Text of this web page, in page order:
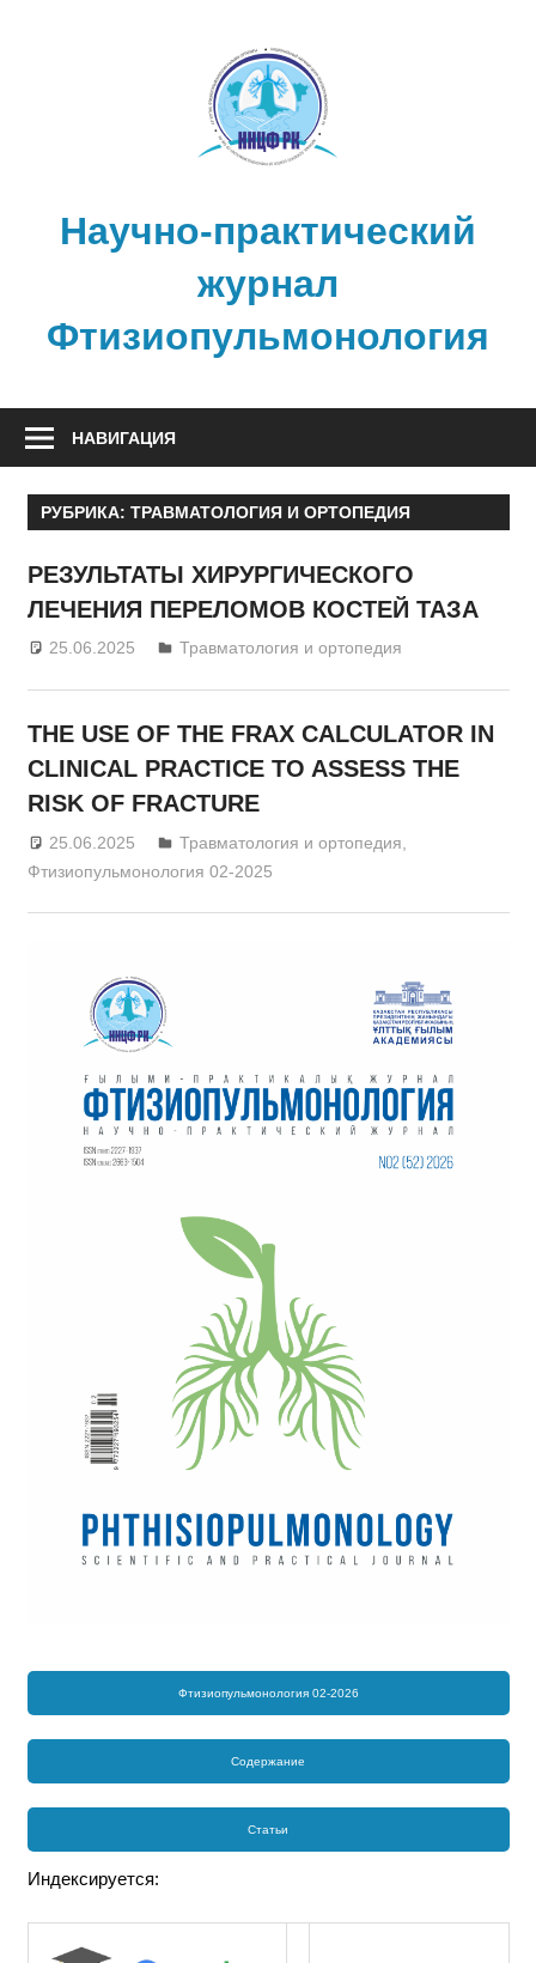
Научно-практический
журнал
Фтизиопульмонология
НАВИГАЦИЯ
РУБРИКА: ТРАВМАТОЛОГИЯ И ОРТОПЕДИЯ
РЕЗУЛЬТАТЫ ХИРУРГИЧЕСКОГО
ЛЕЧЕНИЯ ПЕРЕЛОМОВ КОСТЕЙ ТАЗА
25.06.2025 admin
Травматология и ортопедия
THE USE OF THE FRAX CALCULATOR IN
CLINICAL PRACTICE TO ASSESS THE
RISK OF FRACTURE
25.06.2025 admin
Травматология и ортопедия
Фтизиопульмонология 02-2025
Фтизиопульмонология 02-2026
Содержание
Статьи
Индексируется: